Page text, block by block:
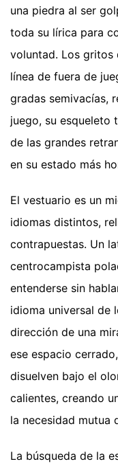
una piedra al ser
toda su lírica para
voluntad. Los gritos
línea de fuera de
gradas semivacías,
juego, su
de las grandes
en su estado más
El vestuario es un
idiomas distintos,
contrapuestas. Un
centrocampista
entenderse sin
idioma universal de
dirección de una
ese espacio
disuelven bajo el
calientes, creando
la necesidad mutua
La búsqueda de la